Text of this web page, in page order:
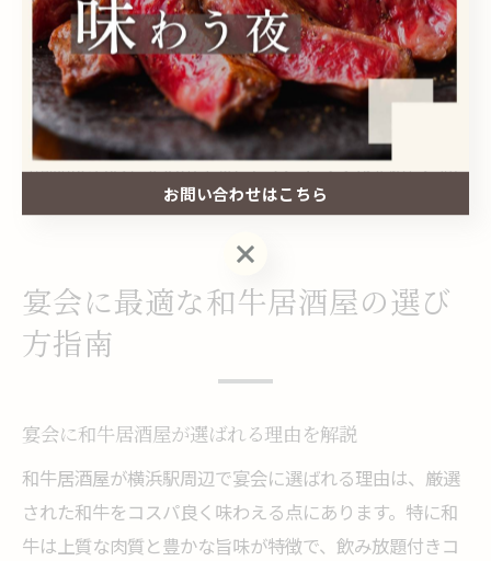
しめた」「ゆったりした空間で料理を堪能できた」とい
った声も多く聞かれます。
注意点として、人数変更やキャンセル規定など店舗ごと
のルールを事前に確認しておきましょう。ネット予約や
事前問い合わせを活用することで、トラブルを防ぎ、和
牛宴会をより快適に楽しむことができます。
宴会に最適な和牛居酒屋の選び
方指南
宴会に和牛居酒屋が選ばれる理由を解説
和牛居酒屋が横浜駅周辺で宴会に選ばれる理由は、厳選
された和牛をコスパ良く味わえる点にあります。特に和
牛は上質な肉質と豊かな旨味が特徴で、飲み放題付きコ
お問い合わせはこちら
お問い合わせはこちら